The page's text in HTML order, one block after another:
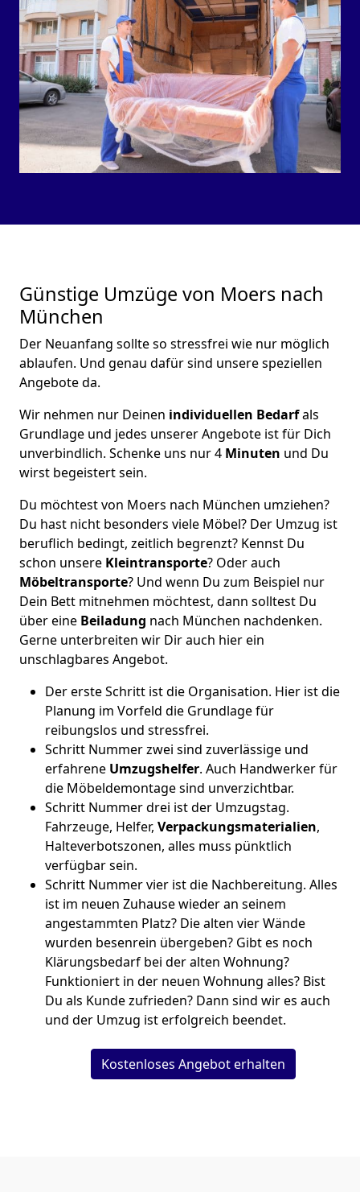
Günstige Umzüge von Moers nach
München
Der Neuanfang sollte so stressfrei wie nur möglich
ablaufen. Und genau dafür sind unsere speziellen
Angebote da.
Wir nehmen nur Deinen individuellen Bedarfals
Grundlage und jedes unserer Angebote ist für Dich
unverbindlich. Schenke uns nur 4 Minuten und Du
wirst begeistert sein.
Du möchtest von Moers nach München umziehen?
Du hast nicht besonders viele Möbel? Der Umzug ist
beruflich bedingt, zeitlich begrenzt? Kennst Du
schon unsere Kleintransporte? Oder auch
Möbeltransporte? Und wenn Du zum Beispiel nur
Dein Bett mitnehmen möchtest, dann solltest Du
über eine Beiladung nach München nachdenken.
Gerne unterbreiten wir Dir auch hier ein
unschlagbares Angebot.
Der erste Schritt ist die Organisation. Hier ist die
Planung im Vorfeld die Grundlage für
reibungslos und stressfrei.
Schritt Nummer zwei sind zuverlässige und
erfahrene Umzugshelfer. Auch Handwerker für
die Möbeldemontage sind unverzichtbar.
Schritt Nummer drei ist der Umzugstag.
Fahrzeuge, Helfer, Verpackungsmaterialien,
Halteverbotszonen, alles muss pünktlich
verfügbar sein.
Schritt Nummer vier ist die Nachbereitung. Alles
ist im neuen Zuhause wieder an seinem
angestammten Platz? Die alten vier Wände
wurden besenrein übergeben? Gibt es noch
Klärungsbedarf bei der alten Wohnung?
Funktioniert in der neuen Wohnung alles? Bist
Du als Kunde zufrieden? Dann sind wir es auch
und der Umzug ist erfolgreich beendet.
Kostenloses Angebot erhalten